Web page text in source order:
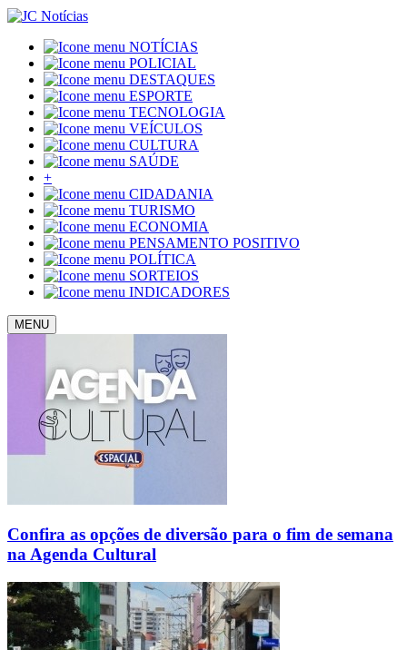
NOTÍCIAS
POLICIAL
DESTAQUES
ESPORTE
TECNOLOGIA
VEÍCULOS
CULTURA
SAÚDE
+
CIDADANIA
TURISMO
ECONOMIA
PENSAMENTO POSITIVO
POLÍTICA
SORTEIOS
INDICADORES
MENU
Confira as opções de diversão para o fim de semana
na Agenda Cultural